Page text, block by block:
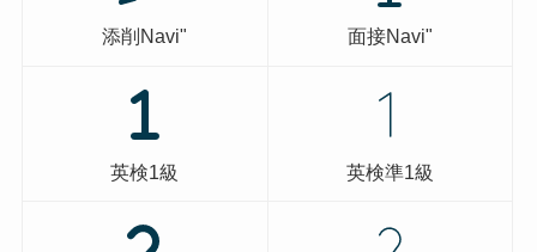
添削Navi" 面接Navi"
英検1級 英検準1級